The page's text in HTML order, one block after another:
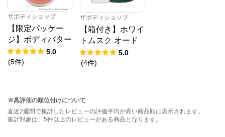
ザボディショップ
【限定パッケー
ジ】ボディバター
ST（香り：スト
ロベリー）
5.0
(5件)
ザボディショップ
【箱付き】ホワイ
トムスク オード
トワレ
5.0
(4件)
※高評価の順位付けについて
直近2週間で集計したレビューの評価平均が高い商品順に表示されます。
集計対象は、5件以上のレビューがある商品となります。